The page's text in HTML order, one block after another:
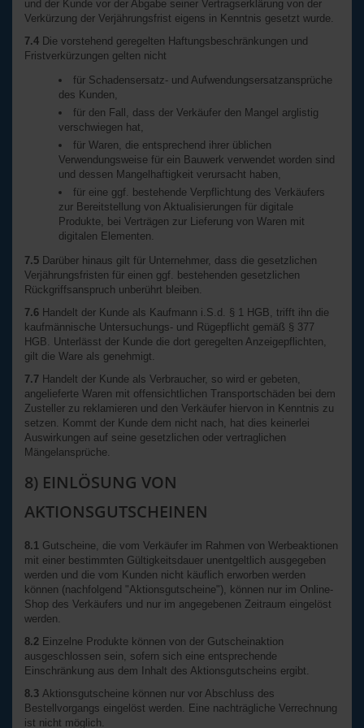
und der Kunde vor der Abgabe seiner Vertragserklärung von der
Verkürzung der Verjährungsfrist eigens in Kenntnis gesetzt wurde.
7.4 Die vorstehend geregelten Haftungsbeschränkungen und
Fristverkürzungen gelten nicht
für Schadensersatz- und Aufwendungsersatzansprüche
des Kunden,
für den Fall, dass der Verkäufer den Mangel arglistig
verschwiegen hat,
für Waren, die entsprechend ihrer üblichen
Verwendungsweise für ein Bauwerk verwendet worden sind
und dessen Mangelhaftigkeit verursacht haben,
für eine ggf. bestehende Verpflichtung des Verkäufers
zur Bereitstellung von Aktualisierungen für digitale
Produkte, bei Verträgen zur Lieferung von Waren mit
digitalen Elementen.
7.5 Darüber hinaus gilt für Unternehmer, dass die gesetzlichen
Verjährungsfristen für einen ggf. bestehenden gesetzlichen
Rückgriffsanspruch unberührt bleiben.
7.6 Handelt der Kunde als Kaufmann i.S.d. § 1 HGB, trifft ihn die
kaufmännische Untersuchungs- und Rügepflicht gemäß § 377
HGB. Unterlässt der Kunde die dort geregelten Anzeigepflichten,
gilt die Ware als genehmigt.
7.7 Handelt der Kunde als Verbraucher, so wird er gebeten,
angelieferte Waren mit offensichtlichen Transportschäden bei dem
Zusteller zu reklamieren und den Verkäufer hiervon in Kenntnis zu
setzen. Kommt der Kunde dem nicht nach, hat dies keinerlei
Auswirkungen auf seine gesetzlichen oder vertraglichen
Mängelansprüche.
8) EINLÖSUNG VON
AKTIONSGUTSCHEINEN
8.1 Gutscheine, die vom Verkäufer im Rahmen von Werbeaktionen
mit einer bestimmten Gültigkeitsdauer unentgeltlich ausgegeben
werden und die vom Kunden nicht käuflich erworben werden
können (nachfolgend "Aktionsgutscheine"), können nur im Online-
Shop des Verkäufers und nur im angegebenen Zeitraum eingelöst
werden.
8.2 Einzelne Produkte können von der Gutscheinaktion
ausgeschlossen sein, sofern sich eine entsprechende
Einschränkung aus dem Inhalt des Aktionsgutscheins ergibt.
8.3 Aktionsgutscheine können nur vor Abschluss des
Bestellvorgangs eingelöst werden. Eine nachträgliche Verrechnung
ist nicht möglich.